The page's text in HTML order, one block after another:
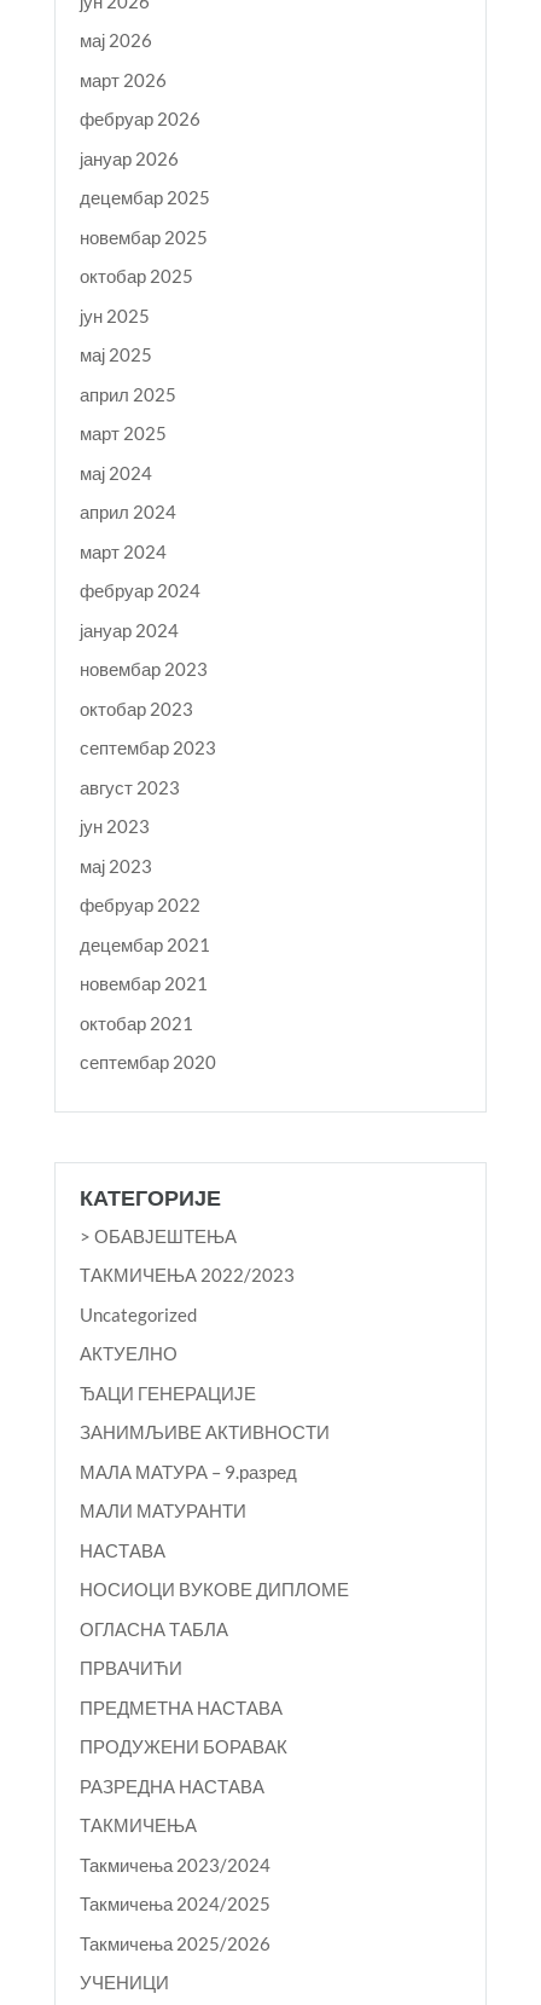
мај 2026
март 2026
фебруар 2026
јануар 2026
децембар 2025
новембар 2025
октобар 2025
јун 2025
мај 2025
април 2025
март 2025
мај 2024
април 2024
март 2024
фебруар 2024
јануар 2024
новембар 2023
октобар 2023
септембар 2023
август 2023
јун 2023
мај 2023
фебруар 2022
децембар 2021
новембар 2021
октобар 2021
септембар 2020
КАТЕГОРИЈЕ
> ОБАВЈЕШТЕЊА
TАКМИЧЕЊА 2022/2023
Uncategorized
АКТУЕЛНО
ЂАЦИ ГЕНЕРАЦИЈЕ
ЗАНИМЉИВЕ АКТИВНОСТИ
МАЛА МАТУРА – 9.разред
МАЛИ МАТУРАНТИ
НАСТАВА
НОСИОЦИ ВУКОВЕ ДИПЛОМЕ
ОГЛАСНА ТАБЛА
ПРВАЧИЋИ
ПРЕДМЕТНА НАСТАВА
ПРОДУЖЕНИ БОРАВАК
РАЗРЕДНА НАСТАВА
ТАКМИЧЕЊА
Такмичења 2023/2024
Такмичења 2024/2025
Такмичења 2025/2026
УЧЕНИЦИ